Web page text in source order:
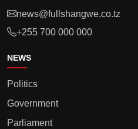
news@fullshangwe.co.tz
+255 700 000 000
NEWS
Politics
Government
Parliament